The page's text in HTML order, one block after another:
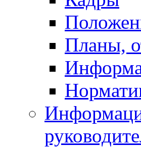
Планы,